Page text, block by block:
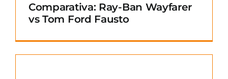
Comparativa: Ray-Ban Wayfarer
vs Tom Ford Fausto